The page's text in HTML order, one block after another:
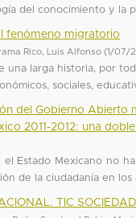
del conocimiento y la
fenómeno migratorio
Rico, Luis Alfonso (1/07/
larga historia, por
sociales,
del Gobierno Abierto
2011-2012: una
Estado Mexicano no
de la ciudadanía en
TIC